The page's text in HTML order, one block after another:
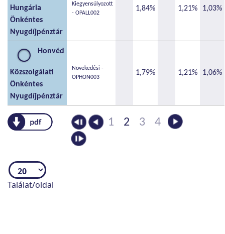
Hungária
Önkéntes
Nyugdíjpénztár
Kiegyensúlyozott
- OPALL002
1,84% 1,21% 1,03%
Honvéd
Közszolgálati
Önkéntes
Nyugdíjpénztár
Növekedési -
OPHON003
1,79% 1,21% 1,06%
pdf 1 2 3 4
Találat/oldal